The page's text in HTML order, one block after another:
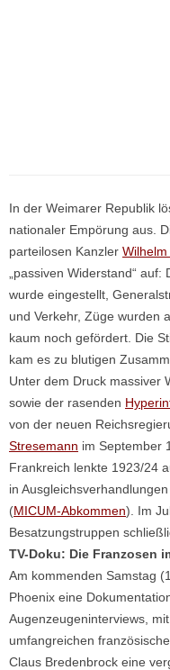
In der Weimarer Republik
nationaler Empörung aus.
parteilosen Kanzler
„passiven Widerstand“
wurde eingestellt,
und Verkehr, Züge wurden
kaum noch gefördert. Die
kam es zu blutigen
Unter dem Druck massiver
sowie der rasenden
von der neuen
Stresemann im September
Frankreich lenkte 1923/24
in
(MICUM-Abkommen). Im
Besatzungstruppen
TV-Doku: Die Franzosen
Am kommenden Samstag
Phoenix eine
Augenzeugeninterviews,
umfangreichen
Claus Bredenbrock eine